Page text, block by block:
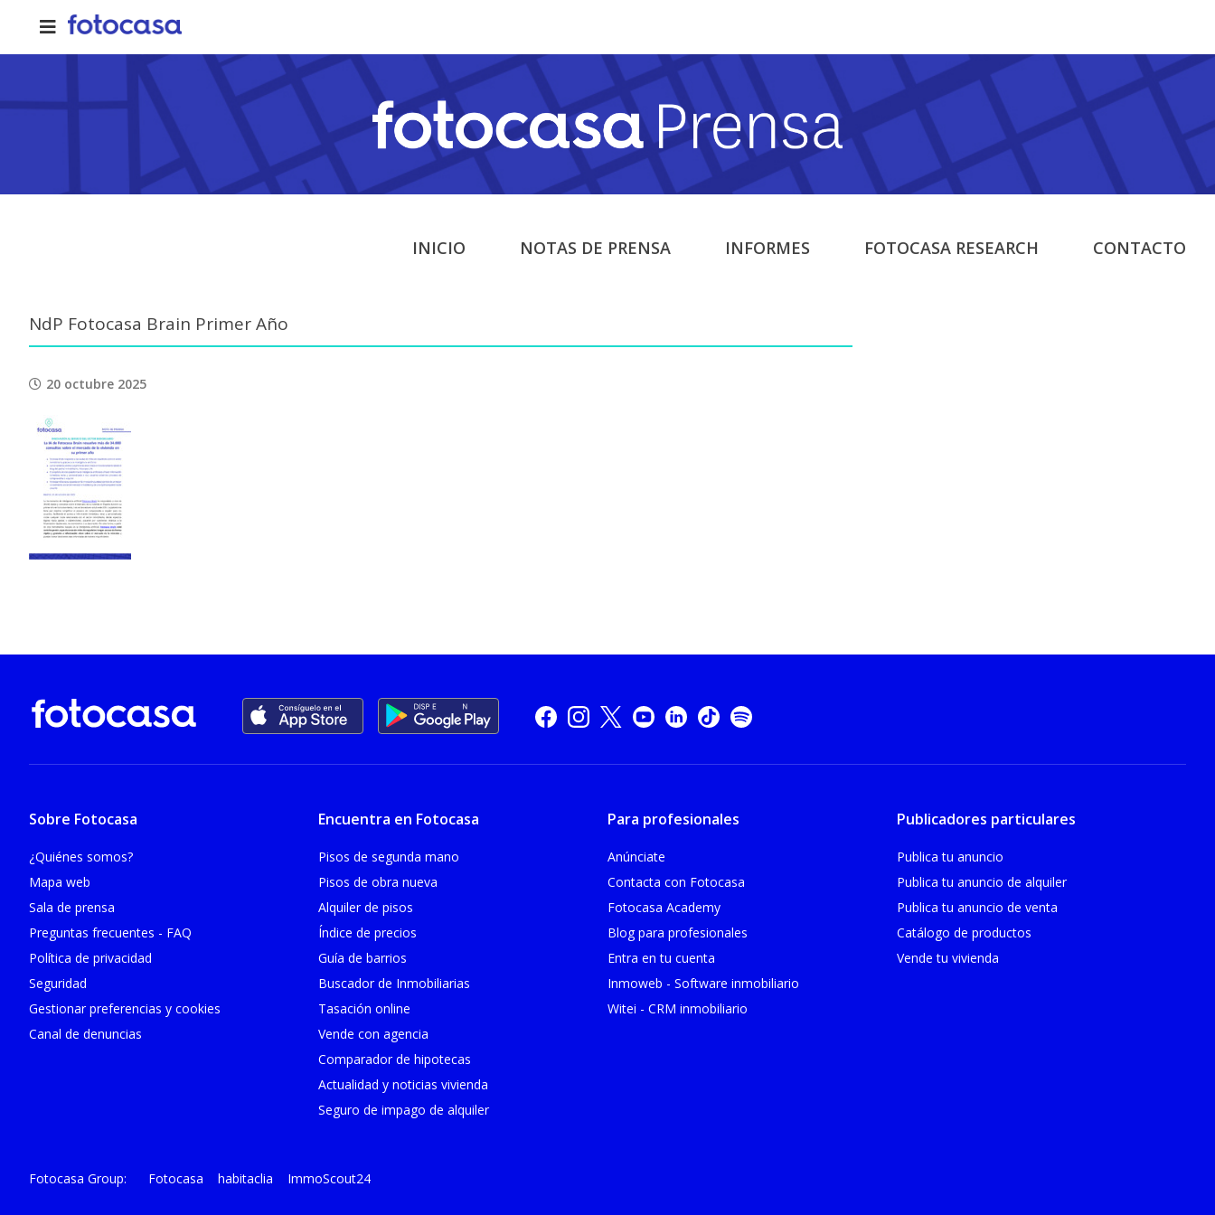
content
INICIO NOTAS DE PRENSA INFORMES FOTOCASA RESEARCH CONTACTO
NdP Fotocasa Brain Primer Año
20 octubre 2025
Sobre Fotocasa
¿Quiénes somos?
Mapa web
Sala de prensa
Preguntas frecuentes - FAQ
Política de privacidad
Seguridad
Gestionar preferencias y cookies
Canal de denuncias
Encuentra en Fotocasa
Pisos de segunda mano
Pisos de obra nueva
Alquiler de pisos
Índice de precios
Guía de barrios
Buscador de Inmobiliarias
Tasación online
Vende con agencia
Comparador de hipotecas
Actualidad y noticias vivienda
Seguro de impago de alquiler
Para profesionales
Anúnciate
Contacta con Fotocasa
Fotocasa Academy
Blog para profesionales
Entra en tu cuenta
Inmoweb - Software inmobiliario
Witei - CRM inmobiliario
Publicadores particulares
Publica tu anuncio
Publica tu anuncio de alquiler
Publica tu anuncio de venta
Catálogo de productos
Vende tu vivienda
Fotocasa Group Fotocasa habitaclia ImmoScout24